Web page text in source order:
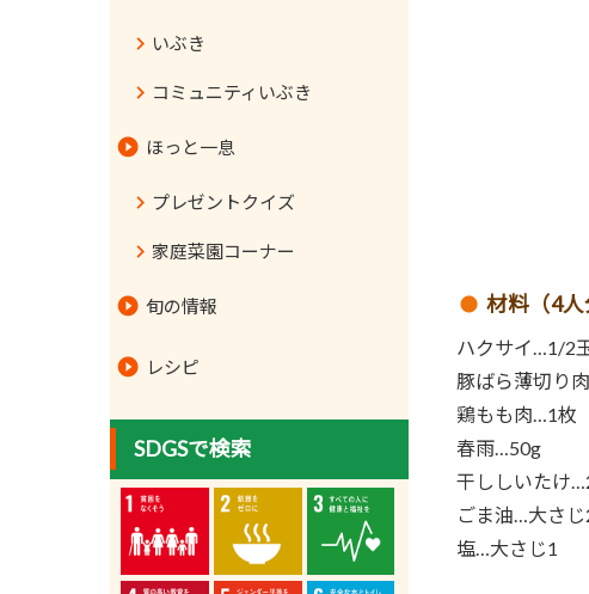
材料（4人
ハクサイ…1/2
豚ばら薄切り
鶏もも肉…1枚
春雨…50g
干ししいたけ
ごま油…大さじ
塩…大さじ1
いぶき
コミュニティいぶき
ほっと一息
プレゼントクイズ
家庭菜園コーナー
旬の情報
レシピ
SDGSで検索